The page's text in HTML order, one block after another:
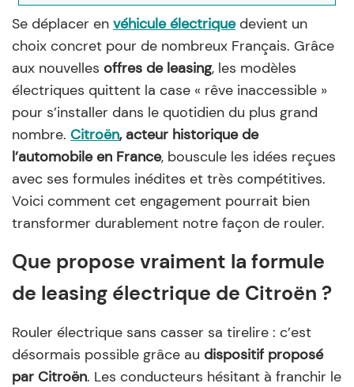
Se déplacer en véhicule électriquedevient un
choix concret pour de nombreux Français. Grâce
aux nouvelles offres de leasing, les modèles
électriques quittent la case « rêve inaccessible »
pour s’installer dans le quotidien du plus grand
nombre. Citroën, acteur historique de
l’automobile en France, bouscule les idées reçues
avec ses formules inédites et très compétitives.
Voici comment cet engagement pourrait bien
transformer durablement notre façon de rouler.
Que propose vraiment la formule
de leasing électrique de Citroën ?
Rouler électrique sans casser sa tirelire : c’est
désormais possible grâce au dispositif proposé
par Citroën. Les conducteurs hésitant à franchir le